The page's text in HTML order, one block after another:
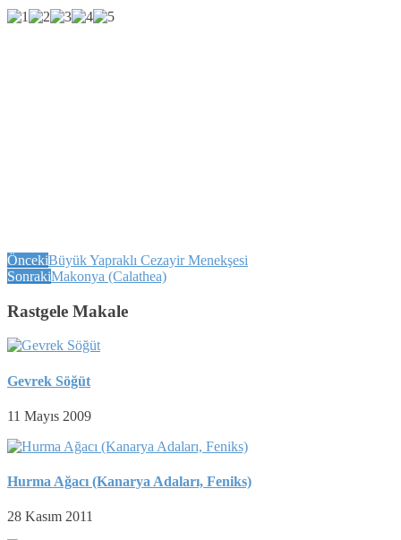
ÖncekiBüyük Yapraklı Cezayir Menekşesi
SonrakiMakonya (Calathea)
Rastgele Makale
Gevrek Söğüt
11 Mayıs 2009
Hurma Ağacı (Kanarya Adaları, Feniks)
28 Kasım 2011